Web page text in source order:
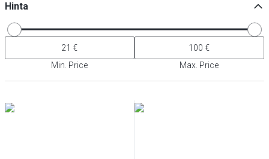
Hinta
Min. Price Max. Price